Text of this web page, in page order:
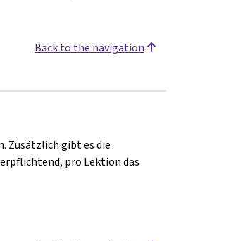
Back to the navigation
Zusätzlich gibt es die
pro Lektion das